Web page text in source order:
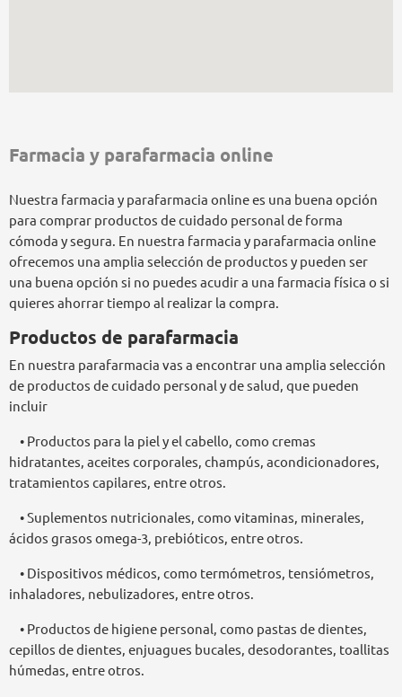
Farmacia y parafarmacia online
Nuestra farmacia y parafarmacia online es una buena opción
para comprar productos de cuidado personal de forma
cómoda y segura. En nuestra farmacia y parafarmacia online
ofrecemos una amplia selección de productos y pueden ser
una buena opción si no puedes acudir a una farmacia física o si
quieres ahorrar tiempo al realizar la compra.
Productos de parafarmacia
En nuestra parafarmacia vas a encontrar una amplia selección
de productos de cuidado personal y de salud, que pueden
incluir
• Productos para la piel y el cabello, como cremas
hidratantes, aceites corporales, champús, acondicionadores,
tratamientos capilares, entre otros.
• Suplementos nutricionales, como vitaminas, minerales,
ácidos grasos omega-3, prebióticos, entre otros.
• Dispositivos médicos, como termómetros, tensiómetros,
inhaladores, nebulizadores, entre otros.
• Productos de higiene personal, como pastas de dientes,
cepillos de dientes, enjuagues bucales, desodorantes, toallitas
húmedas, entre otros.